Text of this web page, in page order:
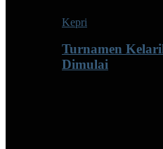
Kepri
Turnamen
Dimulai